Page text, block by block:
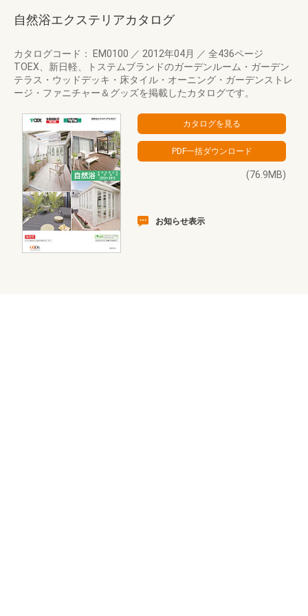
自然浴エクステリアカタログ
カタログコード： EM0100 ／ 2012年04月 ／ 全436ページ
TOEX、新日軽、トステムブランドのガーデンルーム・ガーデン
テラス・ウッドデッキ・床タイル・オーニング・ガーデンストレ
ージ・ファニチャー＆グッズを掲載したカタログです。
(76.9MB)
お知らせ表示